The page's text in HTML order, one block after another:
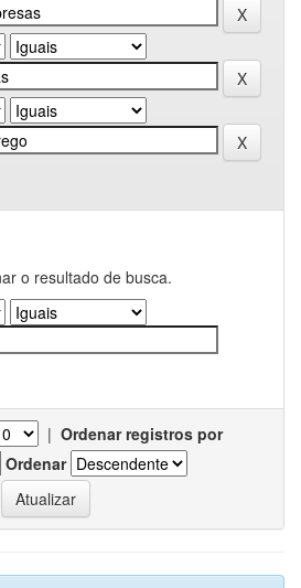
o resultado de busca.
| Ordenar registros por
Ordenar